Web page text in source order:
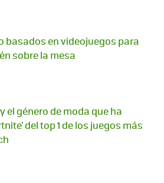
basados en videojuegos para
sobre la mesa
el género de moda que ha
del top 1 de los juegos más